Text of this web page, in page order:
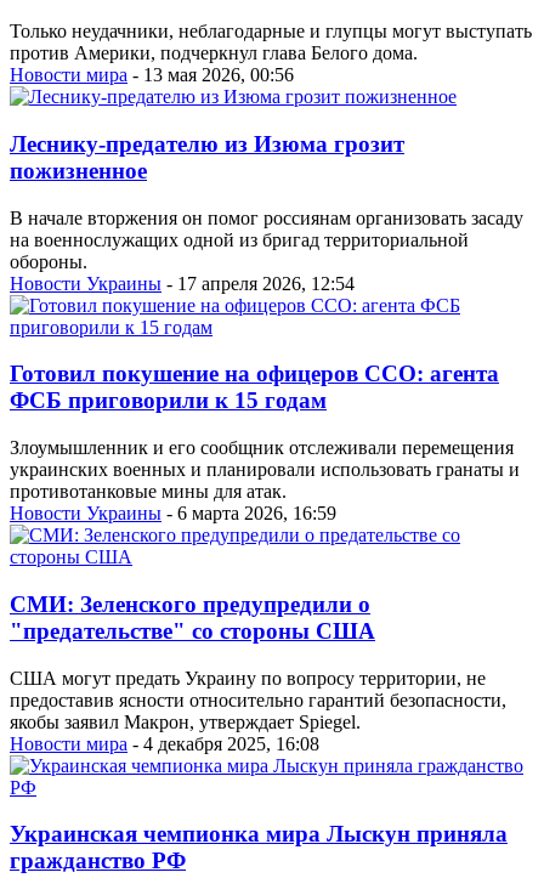
Только неудачники, неблагодарные и глупцы могут выступать
против Америки, подчеркнул глава Белого дома.
Новости мира - 13 мая 2026, 00:56
Леснику-предателю из Изюма грозит
пожизненное
В начале вторжения он помог россиянам организовать засаду
на военнослужащих одной из бригад территориальной
обороны.
Новости Украины - 17 апреля 2026, 12:54
Готовил покушение на офицеров ССО: агента
ФСБ приговорили к 15 годам
Злоумышленник и его сообщник отслеживали перемещения
украинских военных и планировали использовать гранаты и
противотанковые мины для атак.
Новости Украины - 6 марта 2026, 16:59
СМИ: Зеленского предупредили о
"предательстве" со стороны США
США могут предать Украину по вопросу территории, не
предоставив ясности относительно гарантий безопасности,
якобы заявил Макрон, утверждает Spiegel.
Новости мира - 4 декабря 2025, 16:08
Украинская чемпионка мира Лыскун приняла
гражданство РФ